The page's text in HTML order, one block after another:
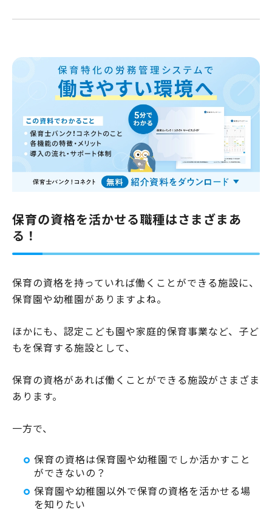
保育の資格を活かせる職種はさまざまあ
る！
保育の資格を持っていれば働くことができる施設に、
保育園や幼稚園がありますよね。
ほかにも、認定こども園や家庭的保育事業など、子ど
もを保育する施設として、
保育の資格があれば働くことができる施設がさまざま
あります。
一方で、
保育の資格は保育園や幼稚園でしか活かすこと
ができないの？
保育園や幼稚園以外で保育の資格を活かせる場
を知りたい